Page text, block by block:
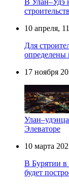
В Улан–Удэ
10 апреля,
Для
определены
17 ноября
Элеваторе
10 марта
В Бурятии в
будет